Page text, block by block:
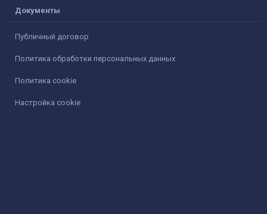
Документы
Публичный договор
Политика обработки персональных данных
Политика cookie
Настройка cookie